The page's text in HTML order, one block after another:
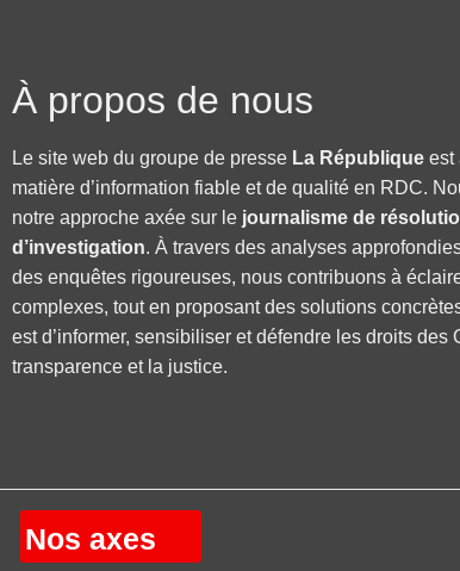
À propos de nous
Le site web du groupe de presse La République est
matière d’information fiable et de qualité en RDC.
notre approche axée sur le journalisme de
d’investigation. À travers des analyses
des enquêtes rigoureuses, nous contribuons à
complexes, tout en proposant des solutions
est d’informer, sensibiliser et défendre les droits des
transparence et la justice.
Nos axes